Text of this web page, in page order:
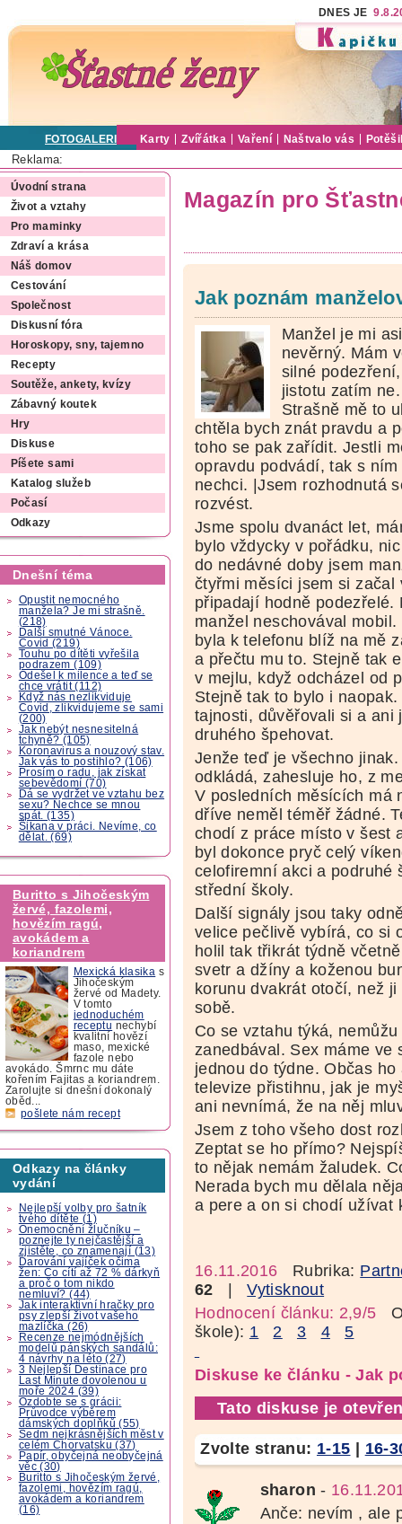
DNES JE
FOTOGALERIE Karty Zvířátka Vaření Naštvalo vás
Reklama:
Úvodní strana
Život a vztahy
Pro maminky
Zdraví a krása
Náš domov
Cestování
Společnost
Diskusní fóra
Horoskopy, sny, tajemno
Recepty
Soutěže, ankety, kvízy
Zábavný koutek
Hry
Diskuse
Píšete sami
Katalog služeb
Počasí
Odkazy
Dnešní téma
Opustit nemocného
manžela? Je mi strašně.
(218)
Další smutné Vánoce.
Covid (219)
Touhu po dítěti vyřešila
podrazem (109)
Odešel k milence a teď se
chce vrátit (112)
Když nás nezlikviduje
Covid, zlikvidujeme se sami
(200)
Jak nebýt nesnesitelná
tchyně? (105)
Koronavirus a nouzový stav.
Jak vás to postihlo? (106)
Prosím o radu, jak získat
sebevědomí (70)
Dá se vydržet ve vztahu bez
sexu? Nechce se mnou
spát. (135)
Šikana v práci. Nevíme, co
dělat. (69)
Buritto s Jihočeským
žervé, fazolemi,
hovězím ragú,
avokádem a
koriandrem
Mexická klasika s
Jihočeským
žervé od Madety.
V tomto
jednoduchém
receptu nechybí
kvalitní hovězí
maso, mexické
fazole nebo
avokádo. Šmrnc mu dáte
kořením Fajitas a koriandrem.
Zarolujte si dnešní dokonalý
oběd...
pošlete nám recept
Odkazy na články
vydání
Nejlepší volby pro šatník
tvého dítěte (1)
Onemocnění žlučníku –
poznejte ty nejčastější a
zjistěte, co znamenají (13)
Darování vajíček očima
žen: Co cítí až 72 % dárkyň
a proč o tom nikdo
nemluví? (44)
Jak interaktivní hračky pro
psy zlepší život vašeho
mazlíčka (26)
Recenze nejmódnějších
modelů pánských sandálů:
4 návrhy na léto (27)
3 Nejlepší Destinace pro
Last Minute dovolenou u
moře 2024 (39)
Ozdobte se s grácii:
Průvodce výběrem
dámských doplňků (55)
Sedm nejkrásnějších měst v
celém Chorvatsku (37)
Papír, obyčejná neobyčejná
věc (30)
Buritto s Jihočeským žervé,
fazolemi, hovězím ragú,
avokádem a koriandrem
(16)
Magazín pro
Jak poznám
Manžel je mi asi
nevěrný. Mám
silné
jistotu zatím ne.
Strašně mě to
chtěla bych znát pravdu a
toho se pak zařídit. Jestli
opravdu podvádí, tak s ním
nechci. |Jsem rozhodnutá
rozvést.
Jsme spolu dvanáct let,
bylo vždycky v pořádku,
do nedávné doby jsem
čtyřmi měsíci jsem si
připadají hodně
manžel neschovával
byla k telefonu blíž na mě
a přečtu mu to. Stejně tak
v mejlu, když odcházel od
Stejně tak to bylo i
tajnosti, důvěřovali si a ani
druhého špehovat.
Jenže teď je všechno
odkládá, zahesluje ho, z
V posledních měsících má
dříve neměl téměř žádné.
chodí z práce místo v šest
byl dokonce pryč celý
celofiremní akci a podruhé
střední školy.
Další signály jsou taky
velice pečlivě vybírá, co si
holil tak třikrát týdně
svetr a džíny a koženou
korunu dvakrát otočí, než
sobě.
Co se vztahu týká,
zanedbával. Sex máme ve
jednou do týdne. Občas
televize přistihnu, jak je
ani nevnímá, že na něj
Jsem z toho všeho dost
Zeptat se ho přímo?
to nějak nemám žaludek.
Nerada bych mu dělala
a pere a on si chodí užívat
16.11.2016 Rubrika:
62 |Vytisknout
Hodnocení článku: 2,9/5
škole): 1 2 3 4 5
Diskuse ke článku - Jak
Tato diskuse je
Zvolte stranu: 1-15 | 16-
sharon -
Anče: nevím , ale